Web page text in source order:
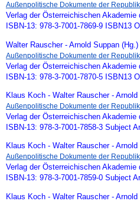
Außenpolitische Dokumente der
Verlag der Österreichischen
ISBN-13: 978-3-7001-7869-9 ISBN13
Walter Rauscher - Arnold Suppan (Hg.)
Außenpolitische Dokumente der
Verlag der Österreichischen
ISBN-13: 978-3-7001-7870-5 ISBN13
Klaus Koch - Walter Rauscher - Arnold
Außenpolitische Dokumente der
Verlag der Österreichischen
ISBN-13: 978-3-7001-7858-3 Subject
Klaus Koch - Walter Rauscher - Arnold
Außenpolitische Dokumente der
Verlag der Österreichischen
ISBN-13: 978-3-7001-7859-0 Subject
Klaus Koch - Walter Rauscher - Arnold